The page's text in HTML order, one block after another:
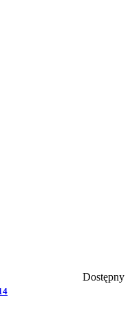
Dostępny